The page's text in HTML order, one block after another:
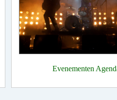
Evenementen